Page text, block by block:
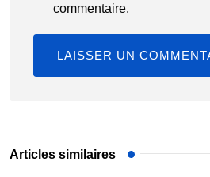
commentaire.
Articles similaires